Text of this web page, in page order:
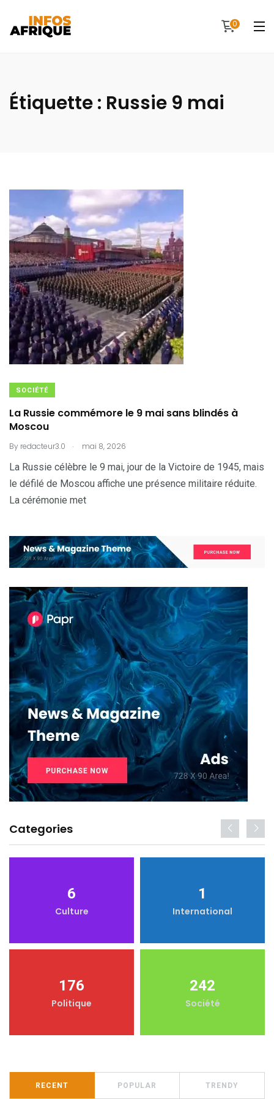
0
Étiquette : Russie 9 mai
SOCIÉTÉ
La Russie commémore le 9 mai sans blindés à
Moscou
By redacteur3.0 . mai 8, 2026
La Russie célèbre le 9 mai, jour de la Victoire de 1945, mais
le défilé de Moscou affiche une présence militaire réduite.
La cérémonie met
Categories
6
Culture
1
International
176
Politique
242
Société
RECENT POPULAR TRENDY